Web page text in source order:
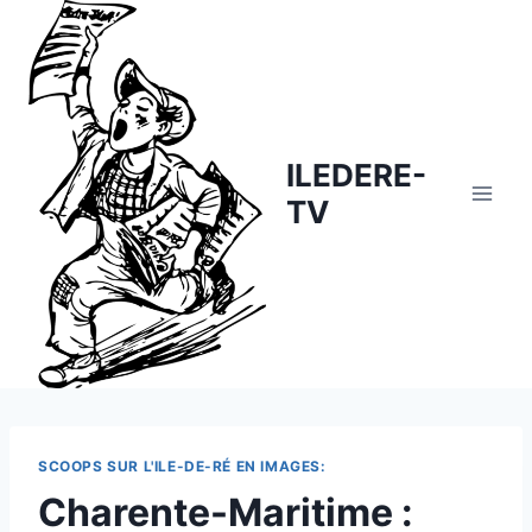
content
ILEDERE-
TV
SCOOPS SUR L'ILE-DE-RÉ EN IMAGES:
Charente-Maritime :